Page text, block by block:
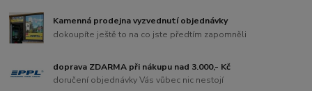
Kamenná prodejna vyzvednutí objednávky
dokoupíte ještě to na co jste předtím zapomněli
doprava ZDARMA při nákupu nad 3.000,- Kč
doručení objednávky Vás vůbec nic nestojí